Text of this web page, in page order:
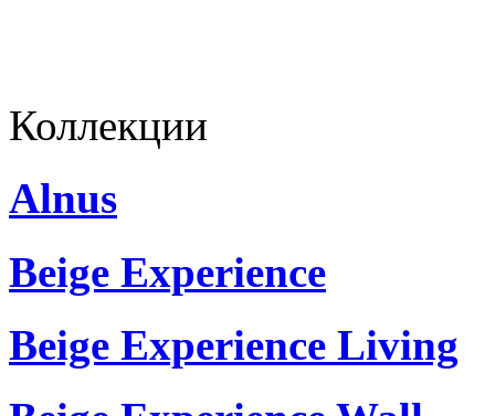
Коллекции
Alnus
Beige Experience
Beige Experience Living